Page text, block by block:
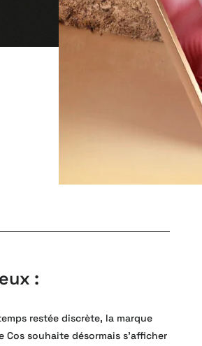
:
restée discrète, la marque
Cos souhaite désormais s’afficher